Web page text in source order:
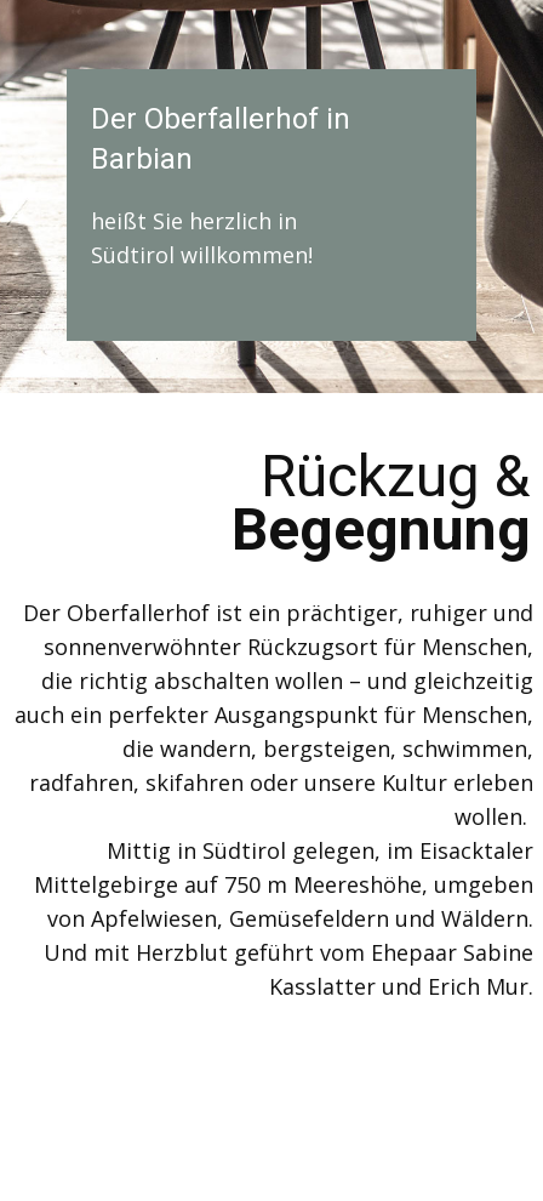
Der Oberfallerhof in
Barbian
heißt Sie herzlich in
Südtirol willkommen!
Rückzug &
Begegnung
Der Oberfallerhof ist ein prächtiger, ruhiger und
sonnenverwöhnter Rückzugsort für Menschen,
die richtig abschalten wollen – und gleichzeitig
auch ein perfekter Ausgangspunkt für Menschen,
die wandern, bergsteigen, schwimmen,
radfahren, skifahren oder unsere Kultur erleben
wollen.
Mittig in Südtirol gelegen, im Eisacktaler
Mittelgebirge auf 750 m Meereshöhe, umgeben
von Apfelwiesen, Gemüsefeldern und Wäldern.
Und mit Herzblut geführt vom Ehepaar Sabine
Kasslatter und Erich Mur.